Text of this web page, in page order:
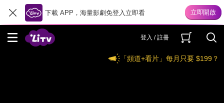
下載 APP，海量影劇免登入立即看
登入 / 註冊
「頻道+看片」每月只要 $199？